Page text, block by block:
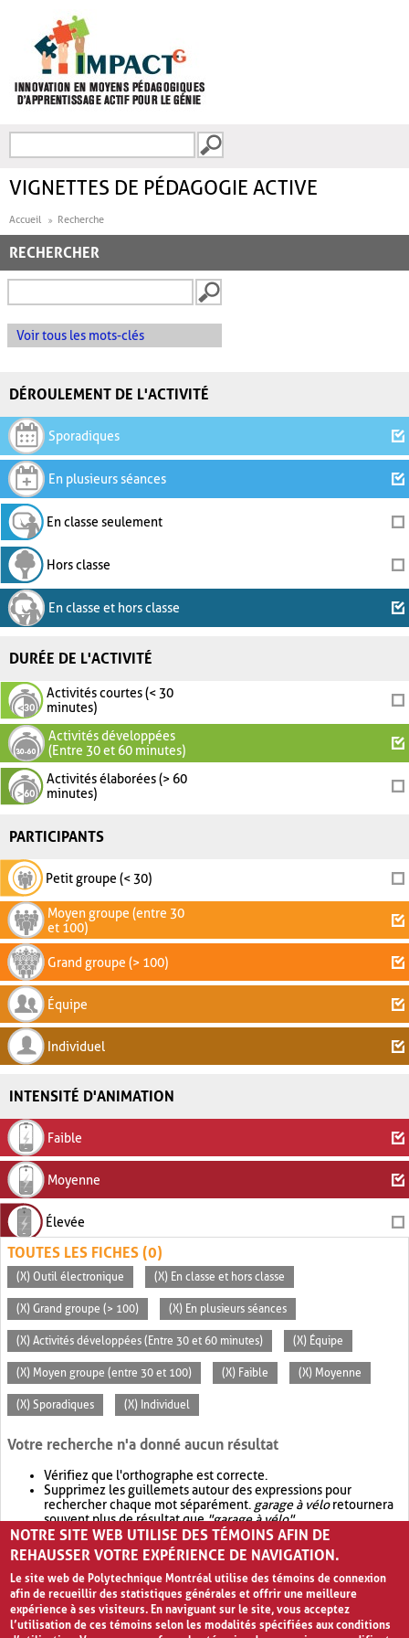
FORMULAIRE DE
VIGNETTES DE PÉDAGOGIE ACTIVE
Accueil Recherche
RECHERCHER
Voir tous les mots-clés
DÉROULEMENT DE L'ACTIVITÉ
Sporadiques
En plusieurs séances
En classe seulement
Hors classe
En classe et hors classe
DURÉE DE L'ACTIVITÉ
Activités courtes (< 30
minutes)
Activités développées
(Entre 30 et 60 minutes)
Activités élaborées (> 60
minutes)
PARTICIPANTS
Petit groupe (< 30)
Moyen groupe (entre 30
et 100)
Grand groupe (> 100)
Équipe
Individuel
INTENSITÉ D'ANIMATION
Faible
Moyenne
Élevée
TOUTES LES FICHES (0)
(X) Outil électronique (X) En classe et hors classe
(X) Grand groupe (> 100) (X) En plusieurs séances
(X) Activités développées (Entre 30 et 60 minutes) (X) Équipe
(X) Moyen groupe (entre 30 et 100) (X) Faible (X) Moyenne
(X) Sporadiques (X) Individuel
Votre recherche n'a donné aucun résultat
Vérifiez que l'orthographe est correcte.
Supprimez les guillemets autour des expressions pour
rechercher chaque mot séparément. garage à véloretournera
souvent plus de résultat que"garage à vélo".
Envisagez d'élargir votre recherche avec OR.garage OR vélo
retournera souvent plus de résultat quegarage à vélo
NOTRE SITE WEB UTILISE DES TÉMOINS AFIN DE
REHAUSSER VOTRE EXPÉRIENCE DE NAVIGATION.
Le site web de Polytechnique Montréal utilise des témoins de connexion
afin de recueillir des statistiques générales et offrir une meilleure
expérience à ses visiteurs. En naviguant sur le site, vous acceptez
l’utilisation de ces témoins selon les modalités spécifiées aux conditions